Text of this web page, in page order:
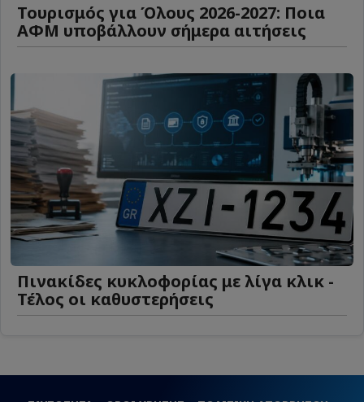
Τουρισμός για Όλους 2026-2027: Ποια
ΑΦΜ υποβάλλουν σήμερα αιτήσεις
Πινακίδες κυκλοφορίας με λίγα κλικ -
Τέλος οι καθυστερήσεις